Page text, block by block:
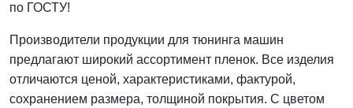
по ГОСТУ!
Производители продукции для тюнинга машин
предлагают широкий ассортимент пленок. Все изделия
отличаются ценой, характеристиками, фактурой,
сохранением размера, толщиной покрытия. С цветом